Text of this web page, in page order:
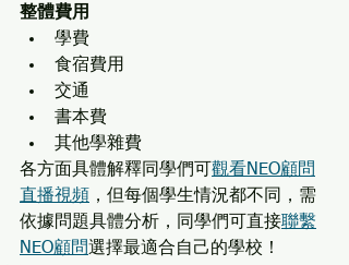
整體費用
學費
食宿費用
交通
書本費
其他學雜費
各方面具體解釋同學們可 觀看NEO顧問
直播視頻 ，但每個學生情況都不同，需
依據問題具體分析，同學們可直接聯繫
NEO顧問選擇最適合自己的學校！